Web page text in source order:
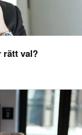
rätt val?